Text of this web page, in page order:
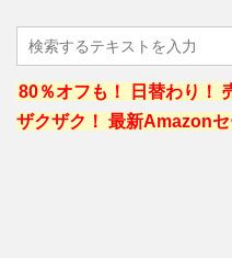
80％オフも！ 日替わり！
ザクザク！ 最新Amazonセ